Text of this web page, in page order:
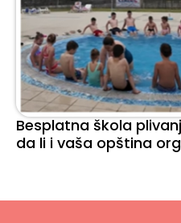
Besplatna škola
da li i vaša opština